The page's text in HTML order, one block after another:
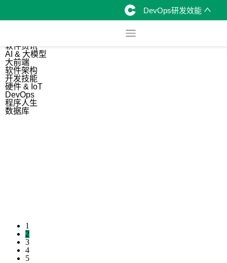
DevOps研发效能
软件资讯
AI & 大模型
大前端
软件架构
开发技能
硬件 & IoT
DevOps
程序人生
数据库
1
2
3
4
5